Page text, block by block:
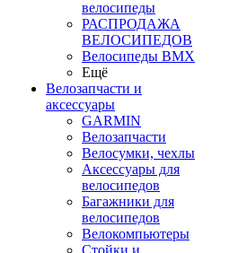
велосипеды
РАСПРОДАЖА
ВЕЛОСИПЕДОВ
Велосипеды BMX
Ещё
Велозапчасти и
аксессуары
GARMIN
Велозапчасти
Велосумки, чехлы
Аксессуары для
велосипедов
Багажники для
велосипедов
Велокомпьютеры
Стойки и